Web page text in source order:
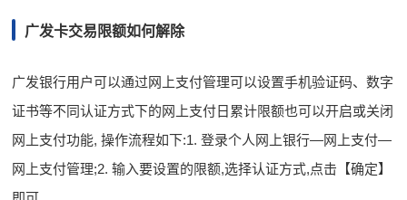
广发卡交易限额如何解除
广发银行用户可以通过网上支付管理可以设置手机验证码、数字
证书等不同认证方式下的网上支付日累计限额也可以开启或关闭
网上支付功能, 操作流程如下:1. 登录个人网上银行—网上支付—
网上支付管理;2. 输入要设置的限额,选择认证方式,点击【确定】